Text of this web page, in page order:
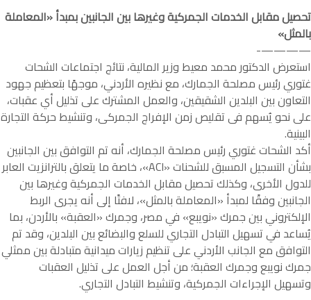
تحصيل مقابل الخدمات الجمركية وغيرها بين الجانبين بمبدأ «المعاملة
بالمثل»
————-
استعرض الدكتور محمد معيط وزير المالية، نتائج اجتماعات الشحات
غتوري رئيس مصلحة الجمارك، مع نظيره الأردني، موجهًا بتعظيم جهود
التعاون بين البلدين الشقيقين، والعمل المشترك على تذليل أي عقبات،
على نحو يُسهم فى تقليص زمن الإفراج الجمركى، وتنشيط حركة التجارة
البينية.
أكد الشحات غتوري رئيس مصلحة الجمارك، أنه تم التوافق بين الجانبين
بشأن التسجيل المسبق للشحنات «ACI»، خاصة ما يتعلق بالترانزيت العابر
للدول الأخرى، وكذلك تحصيل مقابل الخدمات الجمركية وغيرها بين
الجانبين وفقًا لمبدأ «المعاملة بالمثل»، لافتًا إلى أنه يجرى الربط
الإلكتروني بين جمرك «نويبع» في مصر، وجمرك «العقبة» بالأردن، بما
يُساعد في تسهيل التبادل التجاري للسلع والبضائع بين البلدين، وقد تم
التوافق مع الجانب الأردني على تنظيم زيارات ميدانية متبادلة بين ممثلي
جمرك نويبع وجمرك العقبة؛ من أجل العمل على تذليل العقبات
وتسهيل الإجراءات الجمركية، وتنشيط التبادل التجاري.